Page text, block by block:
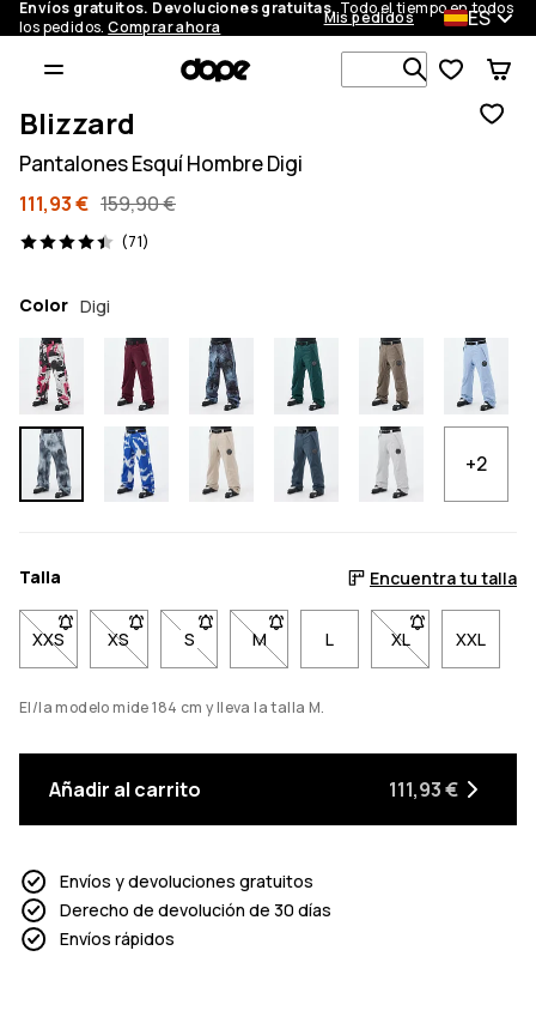
Envíos gratuitos. Devoluciones gratuitas.Todo el tiempo en todos
los pedidos.Comprar ahora Mis pedidos ES
Busca en
Blizzard
Pantalones Esquí Hombre Digi
111,93 € 159,90 €
(71)
71 opiniones, 4.4/5
Color Digi
+2
Talla Encuentra tu talla
XXS- Talla XXS no disponible. Haz clic para ser notificado
XS- Talla XS no disponible. Haz clic para ser notificado
S- Talla S no disponible. Haz clic para ser
M- Talla M no disponible. Haz clic
L XL- Talla XL no
XXL
El/la modelo mide 184 cm y lleva la talla M.
Añadir al carrito 111,93 €
Envíos y devoluciones gratuitos
Derecho de devolución de 30 días
Envíos rápidos